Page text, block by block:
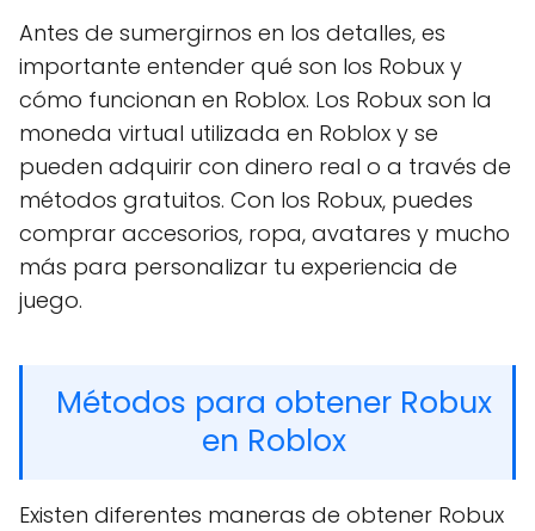
Antes de sumergirnos en los detalles, es
importante entender qué son los Robux y
cómo funcionan en Roblox. Los Robux son la
moneda virtual utilizada en Roblox y se
pueden adquirir con dinero real o a través de
métodos gratuitos. Con los Robux, puedes
comprar accesorios, ropa, avatares y mucho
más para personalizar tu experiencia de
juego.
Métodos para obtener Robux
en Roblox
Existen diferentes maneras de obtener Robux